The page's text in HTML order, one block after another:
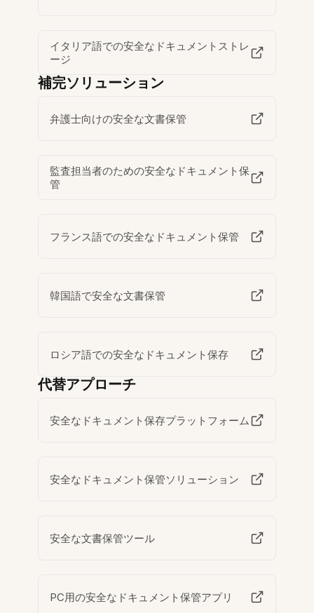
イタリア語での安全なドキュメントストレ
ージ
補完ソリューション
弁護士向けの安全な文書保管
監査担当者のための安全なドキュメント保
管
フランス語での安全なドキュメント保管
韓国語で安全な文書保管
ロシア語での安全なドキュメント保存
代替アプローチ
安全なドキュメント保存プラットフォーム
安全なドキュメント保管ソリューション
安全な文書保管ツール
PC用の安全なドキュメント保管アプリ